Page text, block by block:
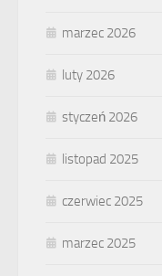
marzec 2026
luty 2026
styczeń 2026
listopad 2025
czerwiec 2025
marzec 2025